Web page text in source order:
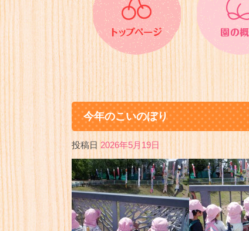
今年のこいのぼり
投稿日 2026年5月19日